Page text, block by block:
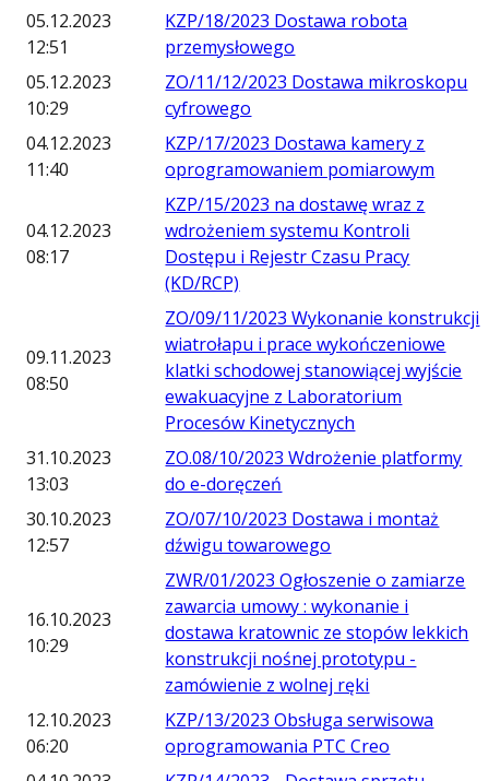
05.12.2023
12:51
KZP/18/2023 Dostawa robota
przemysłowego
05.12.2023
10:29
ZO/11/12/2023 Dostawa mikroskopu
cyfrowego
04.12.2023
11:40
KZP/17/2023 Dostawa kamery z
oprogramowaniem pomiarowym
04.12.2023
08:17
KZP/15/2023 na dostawę wraz z
wdrożeniem systemu Kontroli
Dostępu i Rejestr Czasu Pracy
(KD/RCP)
09.11.2023
08:50
ZO/09/11/2023 Wykonanie konstrukcji
wiatrołapu i prace wykończeniowe
klatki schodowej stanowiącej wyjście
ewakuacyjne z Laboratorium
Procesów Kinetycznych
31.10.2023
13:03
ZO.08/10/2023 Wdrożenie platformy
do e-doręczeń
30.10.2023
12:57
ZO/07/10/2023 Dostawa i montaż
dźwigu towarowego
16.10.2023
10:29
ZWR/01/2023 Ogłoszenie o zamiarze
zawarcia umowy : wykonanie i
dostawa kratownic ze stopów lekkich
konstrukcji nośnej prototypu -
zamówienie z wolnej ręki
12.10.2023
06:20
KZP/13/2023 Obsługa serwisowa
oprogramowania PTC Creo